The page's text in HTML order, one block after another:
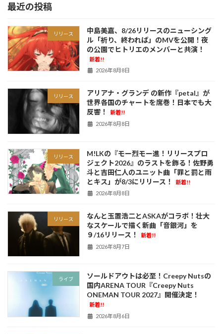
最近の投稿
リリース
中島美嘉、8/26リリースのニューシング
ル「祈り、終われば」のMVを公開！夜
の公園でヒトリエのメンバーと共演！
新着!!
2026年8月8日
リリース
アリアナ・グランデ の新作『petal』が
世界各国のチャートを席巻！日本でも大
反響！
新着!!
2026年8月8日
リリース
M!LKの『モー烈モー進！リリースプロ
ジェクト2026』のラストを飾る！佐野勇
斗と吉田仁人のユニット曲「罪と罰と雨
とキス」が8/3にリリース！
新着!!
2026年8月8日
リリース
なんと玉置浩二とASKAがコラボ！壮大
なスケールで描く新曲「音銀河」を
９/16リリース！
新着!!
2026年8月7日
ライブ
ソールドアウトは必至！Creepy Nutsの
国内ARENA TOUR『Creepy Nuts
ONEMAN TOUR 2027』開催決定！
新着!!
2026年8月6日